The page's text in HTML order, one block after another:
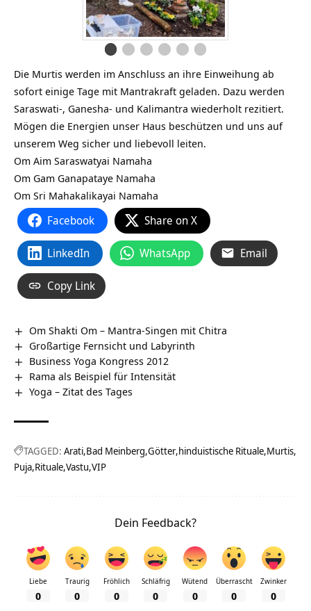
Die Murtis werden im Anschluss an ihre Einweihung ab
sofort einige Tage mit Mantrakraft geladen. Dazu werden
Saraswati-, Ganesha- und Kalimantra wiederholt rezitiert.
Mögen die Energien unser Haus beschützen und uns auf
unserem Weg sicher und liebevoll leiten.
Om Aim Saraswatyai Namaha
Om Gam Ganapataye Namaha
Om Sri Mahakalikayai Namaha
Facebook Share on X
LinkedIn WhatsApp Email
Copy Link
Om Shakti Om – Mantra-Singen mit Chitra
Großartige Fernsicht und Labyrinth
Business Yoga Kongress 2012
Rama als Beispiel für Intensität
Yoga – Zitat des Tages
TAGGED: Arati Bad Meinberg Götter hinduistische Rituale Murtis
Puja Rituale Vastu VIP
Dein Feedback?
Liebe
0
Traurig
0
Fröhlich
0
Schläfrig
0
Wütend
0
Überrascht
0
Zwinker
0